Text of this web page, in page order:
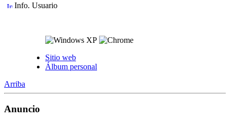
Info. Usuario
Sitio web
Álbum personal
Arriba
Anuncio